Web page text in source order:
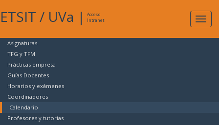
ETSIT / UVa |
Acceso
Intranet
Asignaturas
TFG y TFM
Prácticas empresa
Guías Docentes
Horarios y exámenes
Coordinadores
Calendario
Profesores y tutorías